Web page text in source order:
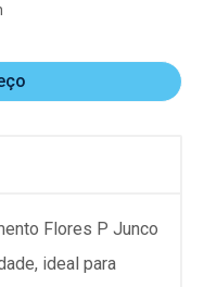
Flores P Junco
ideal para